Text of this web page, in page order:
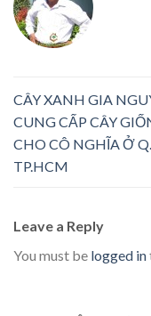
CÂY XANH GIA
CUNG CẤP CÂY
CHO CÔ NGHĨA Ở
TP.HCM
Leave a Reply
You must be logged in